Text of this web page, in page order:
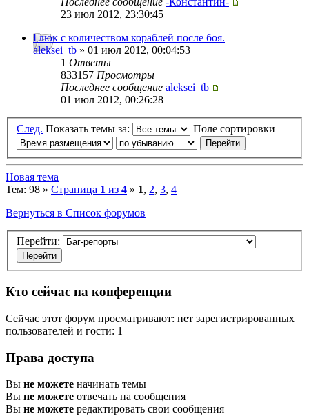
23 июл 2012, 23:30:45
Глюк с количеством кораблей после боя.
aleksei_tb » 01 июл 2012, 00:04:53
1 Ответы
833157 Просмотры
Последнее сообщение aleksei_tb
01 июл 2012, 00:26:28
След. Показать темы за: Поле сортировки
Новая тема
Тем: 98 » Страница 1 из 4 » 1, 2, 3, 4
Вернуться в Список форумов
Перейти:
Кто сейчас на конференции
Сейчас этот форум просматривают: нет зарегистрированных
пользователей и гости: 1
Права доступа
Вы не можете начинать темы
Вы не можете отвечать на сообщения
Вы не можете редактировать свои сообщения